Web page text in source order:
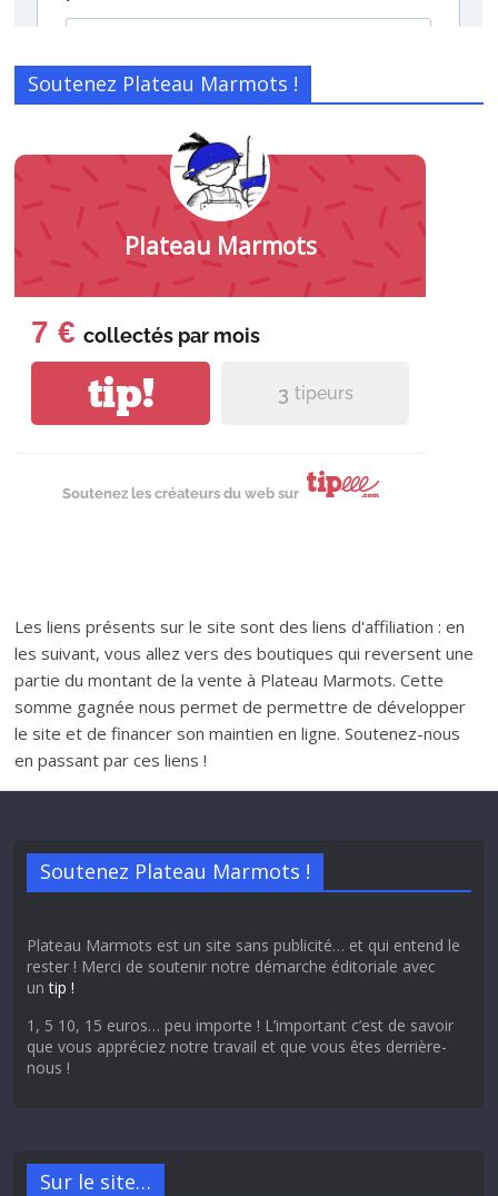
Soutenez Plateau Marmots !
Plateau Marmots
7 € collectés par mois
tip! 3 tipeurs
Soutenez les créateurs du web sur
Les liens présents sur le site sont des liens d'affiliation : en
les suivant, vous allez vers des boutiques qui reversent une
partie du montant de la vente à Plateau Marmots. Cette
somme gagnée nous permet de permettre de développer
le site et de financer son maintien en ligne. Soutenez-nous
en passant par ces liens !
Soutenez Plateau Marmots !
Plateau Marmots est un site sans publicité… et qui entend le
rester ! Merci de soutenir notre démarche éditoriale avec
untip !
1, 5 10, 15 euros… peu importe ! L’important c’est de savoir
que vous appréciez notre travail et que vous êtes derrière-
nous !
Sur le site…